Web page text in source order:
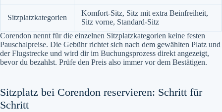
Sitzplatzkategorien
Komfort-Sitz, Sitz mit extra Beinfreiheit,
Sitz vorne, Standard-Sitz
Corendon nennt für die einzelnen Sitzplatzkategorien keine festen
Pauschalpreise. Die Gebühr richtet sich nach dem gewählten Platz und
der Flugstrecke und wird dir im Buchungsprozess direkt angezeigt,
bevor du bezahlst. Prüfe den Preis also immer vor dem Bestätigen.
Sitzplatz bei Corendon reservieren: Schritt für
Schritt